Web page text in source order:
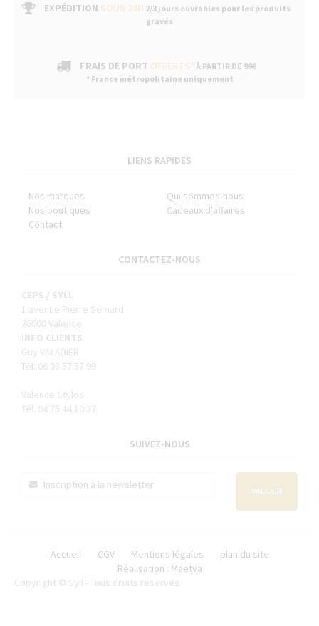
EXPÉDITION SOUS 24H 2/3 jours ouvrables pour les produits
gravés
FRAIS DE PORT OFFERTS* À PARTIR DE 99€
* France métropolitaine uniquement
LIENS RAPIDES
Nos marques
Qui sommes-nous
Nos boutiques
Cadeaux d'affaires
Contact
CONTACTEZ-NOUS
CEPS / SYLL
1 avenue Pierre Sémard
26000 Valence
INFO CLIENTS
Guy VALADIER
Tél. 06 08 57 57 99
Valence Stylos
Tél. 04 75 44 10 37
SUIVEZ-NOUS
VALIDER
Accueil CGV Mentions légales
plan du site
Réalisation : Maetva
Copyright © Syll - Tous droits réservés